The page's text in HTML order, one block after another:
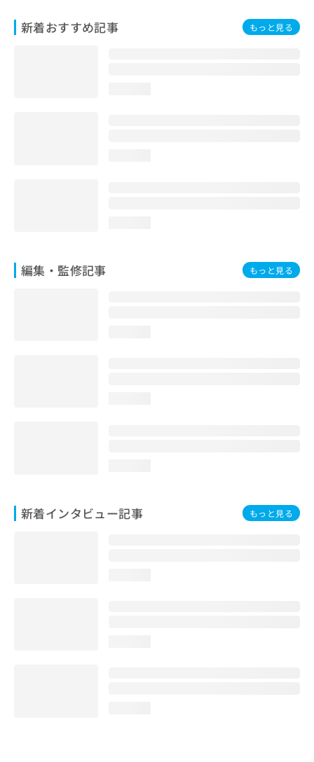
新着おすすめ記事 もっと見る
編集・監修記事 もっと見る
新着インタビュー記事 もっと見る
問
い